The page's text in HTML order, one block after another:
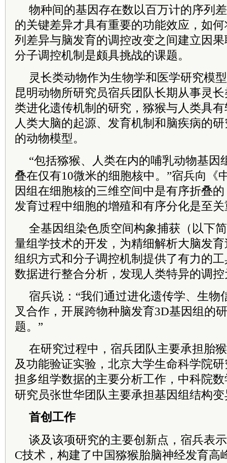
物种间的基因存在数以百万计的序列
的关键差异才具有重要的功能效应，如
列差异与脑发育的调控改变之间建立因
分子调控机制是颇具挑战的课题。
灵长类动物作为生物学和医学研究模
昆明动物所研究员宿兵团队长期从事灵
类进化遗传机制的研究，猕猴与人类具
人类大脑的起源、发育机制和脑疾病的
的动物模型。
“包括猕猴、人类在内的哺乳动物基因
叠在仅有10微米的细胞核中。”宿兵向《
因组在细胞核的三维空间中是有序折叠
发育过程中细胞的增殖和有序分化是至关
全基因组染色质空间构象捕获（以下
量组学技术的开发，为精细解析大脑发
组织方式和分子调控机制提供了有力的
数据进行整合分析，发现人类特异的调
宿兵说：“我们通过进化遗传学、生物
叉合作，开展跨物种脑发育3D基因组的
题。”
在研究过程中，宿兵团队主要承担胎
及功能验证实验，北京大学生命科学院
担多组学数据的主要分析工作， 中科院数
研究员张世华团队主要承担基因组结构
首创工作
谈及该项研究的主要创新点，宿兵表
C技术，构建了中国猕猴胎脑神经发育高